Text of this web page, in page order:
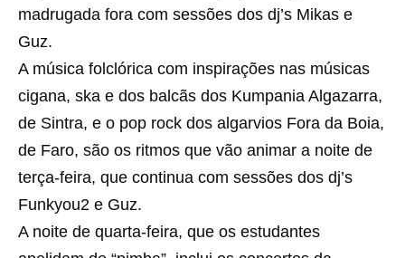
madrugada fora com sessões dos dj’s Mikas e
Guz.
A música folclórica com inspirações nas músicas
cigana, ska e dos balcãs dos Kumpania Algazarra,
de Sintra, e o pop rock dos algarvios Fora da Boia,
de Faro, são os ritmos que vão animar a noite de
terça-feira, que continua com sessões dos dj’s
Funkyou2 e Guz.
A noite de quarta-feira, que os estudantes